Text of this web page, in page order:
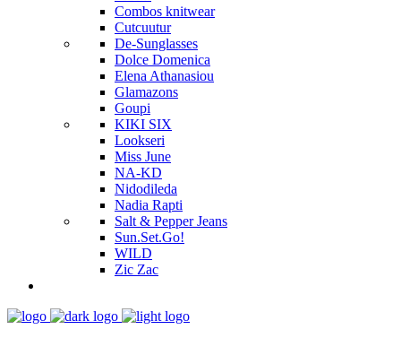
Combos knitwear
Cutcuutur
De-Sunglasses
Dolce Domenica
Elena Athanasiou
Glamazons
Goupi
KIKI SIX
Lookseri
Miss June
NA-KD
Nidodileda
Nadia Rapti
Salt & Pepper Jeans
Sun.Set.Go!
WILD
Zic Zac